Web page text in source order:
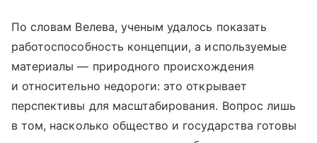
По словам Велева, ученым удалось показать
работоспособность концепции, а используемые
материалы — природного происхождения
и относительно недороги: это открывает
перспективы для масштабирования. Вопрос лишь
в том, насколько общество и государства готовы